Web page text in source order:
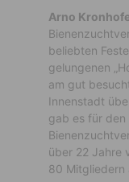
Arno
beliebten
gelungenen
am gut
Innenstadt
gab es für den
über 22 Jahre
80 Mitgliedern